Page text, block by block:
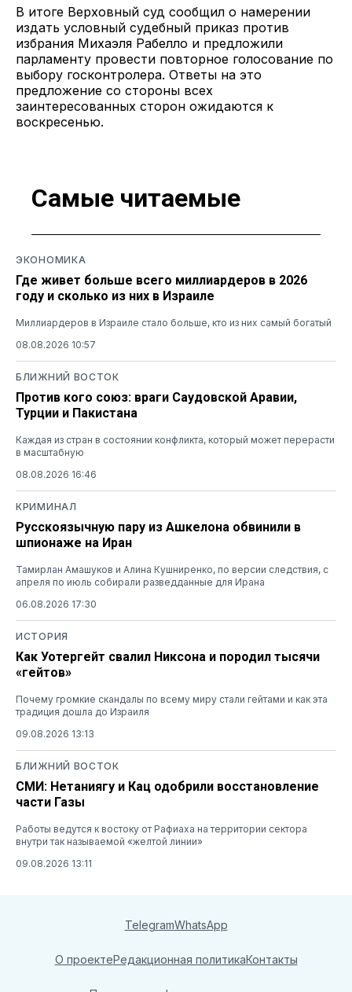
В итоге Верховный суд сообщил о намерении
издать условный судебный приказ против
избрания Михаэля Рабелло и предложили
парламенту провести повторное голосование по
выбору госконтролера. Ответы на это
предложение со стороны всех
заинтересованных сторон ожидаются к
воскресенью.
Самые читаемые
ЭКОНОМИКА
Где живет больше всего миллиардеров в 2026
году и сколько из них в Израиле
Миллиардеров в Израиле стало больше, кто из них самый богатый
08.08.2026 10:57
БЛИЖНИЙ ВОСТОК
Против кого союз: враги Саудовской Аравии,
Турции и Пакистана
Каждая из стран в состоянии конфликта, который может перерасти
в масштабную
08.08.2026 16:46
КРИМИНАЛ
Русскоязычную пару из Ашкелона обвинили в
шпионаже на Иран
Тамирлан Амашуков и Алина Кушниренко, по версии следствия, с
апреля по июль собирали разведданные для Ирана
06.08.2026 17:30
ИСТОРИЯ
Как Уотергейт свалил Никсона и породил тысячи
«гейтов»
Почему громкие скандалы по всему миру стали гейтами и как эта
традиция дошла до Израиля
09.08.2026 13:13
БЛИЖНИЙ ВОСТОК
СМИ: Нетаниягу и Кац одобрили восстановление
части Газы
Работы ведутся к востоку от Рафиаха на территории сектора
внутри так называемой «желтой линии»
09.08.2026 13:11
TelegramWhatsApp
О проектеРедакционная политикаКонтакты